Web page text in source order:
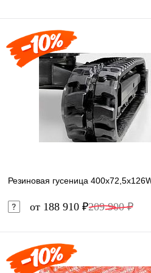
Купить в 1 клик
В избранное В
Резиновая гусеница
от 188 910 ₽209 900 ₽